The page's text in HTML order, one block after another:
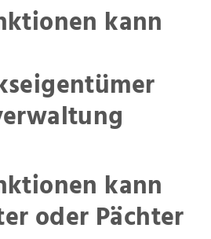
kann
kann
oder Pächter